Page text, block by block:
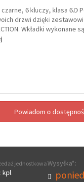
6 kluczy, klasa 6.D
drzwi dzięki zestawowi
Wkładki wykonane
jednostkowa
kpl
Wysyłka*: